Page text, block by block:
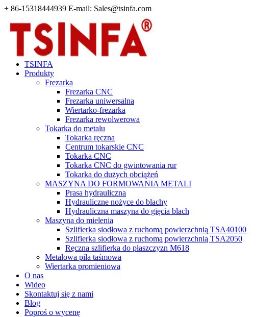
+ 86-15318444939 E-mail: Sales@tsinfa.com
TSINFA
Produkty
Frezarka
Frezarka CNC
Frezarka uniwersalna
Wiertarko-frezarka
Frezarka rewolwerowa
Tokarka do metalu
Tokarka ręczna
Centrum tokarskie CNC
Tokarka CNC
Tokarka CNC do gwintowania rur
Tokarka do dużych obciążeń
MASZYNA DO FORMOWANIA METALI
Prasa hydrauliczna
Hydrauliczne nożyce do blachy
Hydrauliczna maszyna do gięcia blach
Maszyna do mielenia
Szlifierka siodłowa z ruchomą powierzchnią TSA40100
Szlifierka siodłowa z ruchomą powierzchnią TSA2050
Ręczna szlifierka do płaszczyzn M618
Metalowa piła taśmowa
Wiertarka promieniowa
O nas
Wideo
Skontaktuj się z nami
Blog
Poproś o wycenę